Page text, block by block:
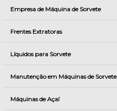
Empresa de Máquina de Sorvete
Frentes Extratoras
Líquidos para Sorvete
Manutenção em Máquinas de Sorvete
Máquinas de Açaí